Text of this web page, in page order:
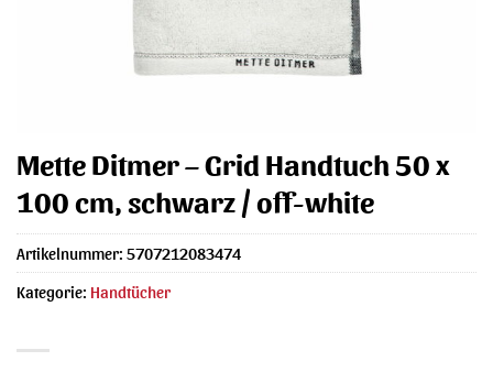
Mette Ditmer – Grid Handtuch 50 x
100 cm, schwarz / off-white
Artikelnummer: 5707212083474
Kategorie: Handtücher